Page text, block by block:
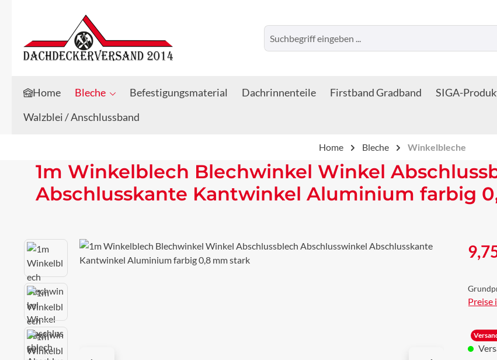
Zum Hauptinhalt springen
Zur Suche springen
Home Bleche Befestigungsmaterial Dachrinnenteile Firstband Gradband SIGA-
Walzblei / Anschlussband
Home Bleche Winkelbleche
1m Winkelblech Blechwinkel Winkel
Abschlusskante Kantwinkel Aluminium farbig
Bildergalerie überspringen
Preise